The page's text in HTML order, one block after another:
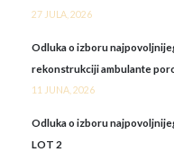
27 JULA, 2026
Odluka o izboru
rekonstrukciji ambulante
11 JUNA, 2026
Odluka o izboru
LOT 2